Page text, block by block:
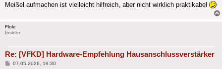
Meißel aufmachen ist vielleicht hilfreich, aber nicht wirklich praktikabel
Flole
Insider
Re: [VFKD] Hardware-Empfehlung Hausanschlussverstärker
Beitrag
07.05.2026, 19:30